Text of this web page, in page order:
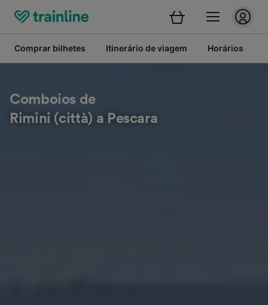
Comprar bilhetes Itinerário de viagem Horários
Comboios de
Rimini (città) a Pescara